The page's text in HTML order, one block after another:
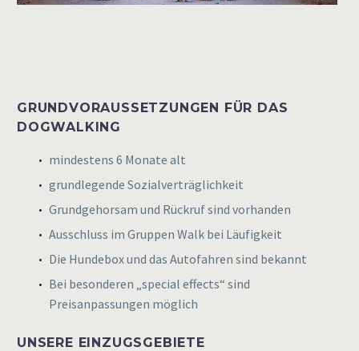
GRUNDVORAUSSETZUNGEN FÜR DAS
DOGWALKING
mindestens 6 Monate alt
grundlegende Sozialverträglichkeit
Grundgehorsam und Rückruf sind vorhanden
Ausschluss im Gruppen Walk bei Läufigkeit
Die Hundebox und das Autofahren sind bekannt
Bei besonderen „special effects“ sind
Preisanpassungen möglich
UNSERE EINZUGSGEBIETE